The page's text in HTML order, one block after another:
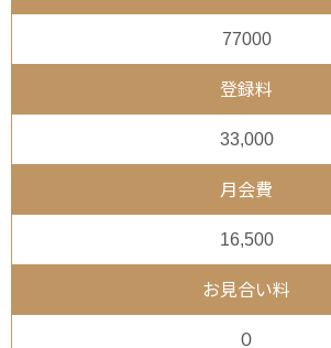
77000
登録料
33,000
月会費
16,500
お見合い料
０